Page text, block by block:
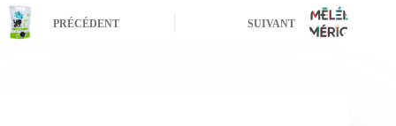
PRÉCÉDENT SUIVANT